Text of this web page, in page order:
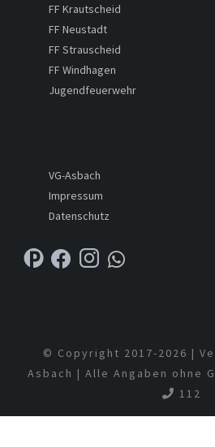
FF Krautscheid
FF Neustadt
FF Strauscheid
FF Windhagen
Jugendfeuerwehr
VG-Asbach
Impressum
Datenschutz
© Copyright 2017-2026 |
Asbach | Alle Angaben ohne
112